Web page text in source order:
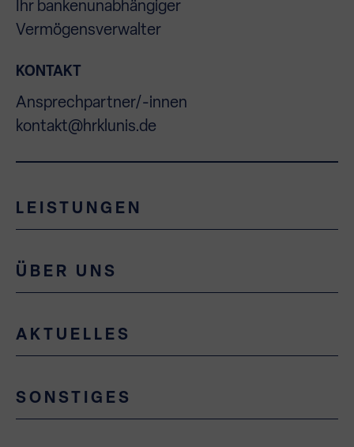
Ihr bankenunabhängiger
Vermögensverwalter
KONTAKT
Ansprechpartner/-innen
kontakt@hrklunis.de
LEISTUNGEN
ÜBER UNS
AKTUELLES
SONSTIGES